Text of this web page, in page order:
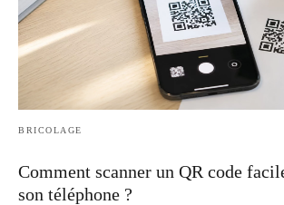
BRICOLAGE
Comment scanner un QR code
son téléphone ?